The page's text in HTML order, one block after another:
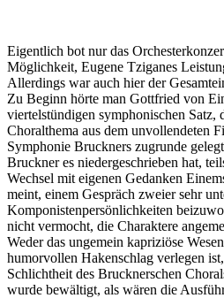
Eigentlich bot nur das
Möglichkeit, Eugene Tziganes
Allerdings war auch hier der
Zu Beginn hörte man Gottfried von
viertelstündigen symphonischen Satz,
Choralthema aus dem unvollendeten
Symphonie Bruckners zugrunde
Bruckner es niedergeschrieben hat,
Wechsel mit eigenen Gedanken
meint, einem Gespräch zweier sehr
Komponistenpersönlichkeiten
nicht vermocht, die Charaktere
Weder das ungemein kapriziöse
humorvollen Hakenschlag verlegen
Schlichtheit des Brucknerschen
wurde bewältigt, als wären die